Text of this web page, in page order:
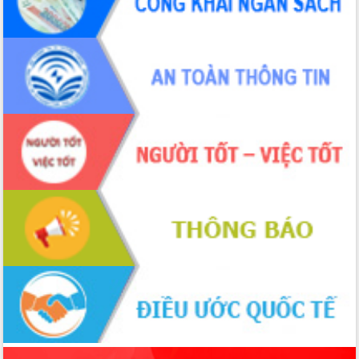
tiến đầu tư tỉnh
Ngành cá ngừ Đắk Lắk chủ động thích
ứng để giữ vững thị trường xuất khẩu
Diễn đàn Kinh tế tư nhân Việt Nam đột
phá cơ chế - Hợp tác công tư
Đề án 06 tạo bước ngoặt đột phá trong
cải cách hành chính tỉnh Đắk Lắk
Kết nối tour, đẩy mạnh chuyển đổi số
để phát triển du lịch Đắk Lắk
Khởi động Dự án Đầu tư xây dựng hạ
tầng kỹ thuật Cụm công nghiệp Tân
Gặp mặt các cơ quan báo chí nhân Kỷ
niệm 101 năm Ngày Báo chí Cách
mạng Việt Nam
Đắk Lắk sơ kết 4 năm triển khai thực
hiện Đề án 06 của Chính phủ
Họp báo thông tin về Hội nghị Công bố
Quy hoạch và Xúc tiến đầu tư tỉnh Đắk
Lắk